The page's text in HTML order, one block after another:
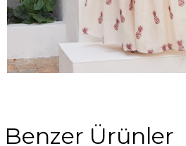
Benzer Ürünler